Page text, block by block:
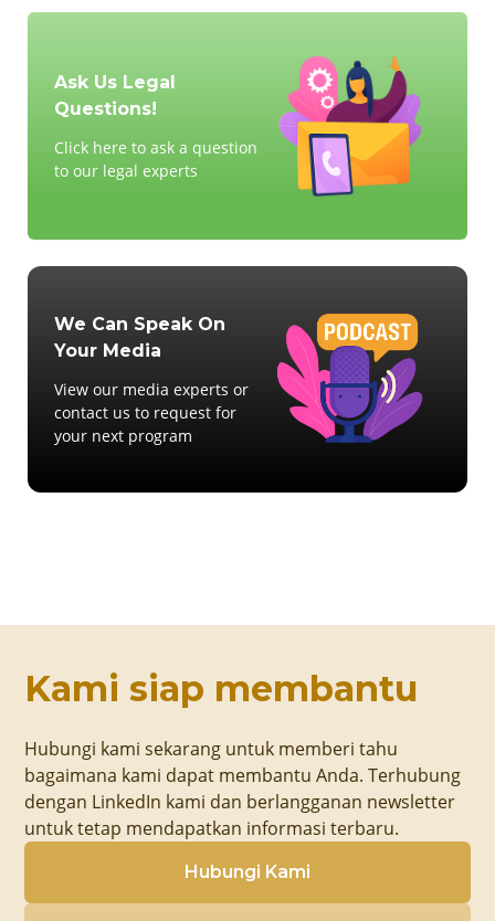
Ask Us Legal
Questions!
Click here to ask a question
to our legal experts
We Can Speak On
Your Media
View our media experts or
contact us to request for
your next program
Kami siap membantu
Hubungi kami sekarang untuk memberi tahu
bagaimana kami dapat membantu Anda. Terhubung
dengan LinkedIn kami dan berlangganan newsletter
untuk tetap mendapatkan informasi terbaru.
Hubungi Kami